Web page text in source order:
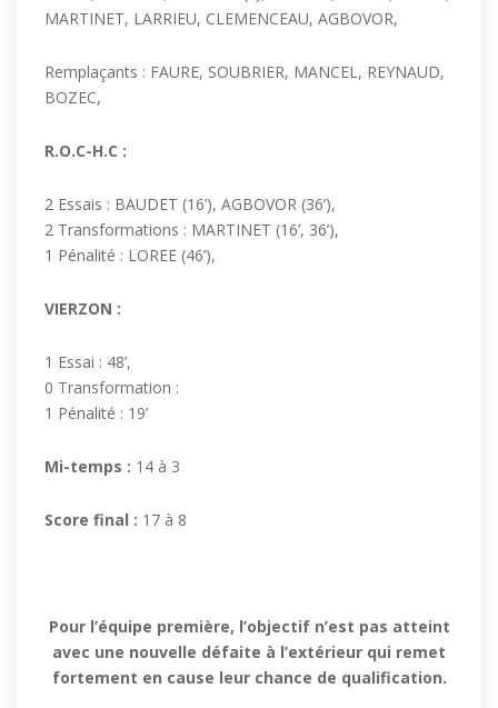
MARTINET, LARRIEU, CLEMENCEAU, AGBOVOR,
Remplaçants : FAURE, SOUBRIER, MANCEL, REYNAUD,
BOZEC,
R.O.C-H.C :
2 Essais : BAUDET (16’), AGBOVOR (36’),
2 Transformations : MARTINET (16’, 36’),
1 Pénalité : LOREE (46’),
VIERZON :
1 Essai : 48’,
0 Transformation :
1 Pénalité : 19’
Mi-temps : 14 à 3
Score final : 17 à 8
Pour l’équipe première, l’objectif n’est pas atteint
avec une nouvelle défaite à l’extérieur qui remet
fortement en cause leur chance de qualification.